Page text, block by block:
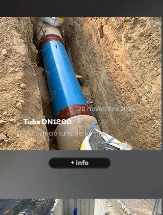
20 novembre 2025
Tubs DN1200
Substitució tubs de formigó
+ info